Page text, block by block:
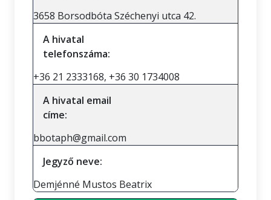
3658 Borsodbóta Széchenyi utca 42.
A hivatal
telefonszáma:
+36 21 2333168, +36 30 1734008
A hivatal email
címe:
bbotaph@gmail.com
Jegyző neve:
Demjénné Mustos Beatrix